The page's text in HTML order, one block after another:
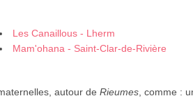
Les Canaillous - Lherm
Mam'ohana - Saint-Clar-de-Rivière
autour de Rieumes, comme :